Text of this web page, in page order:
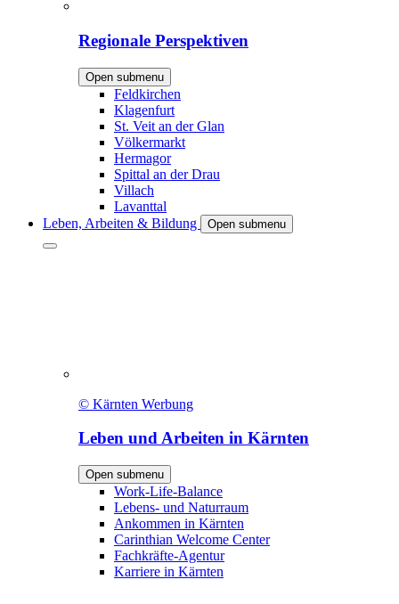
Regionale Perspektiven
Open submenu
Feldkirchen
Klagenfurt
St. Veit an der Glan
Völkermarkt
Hermagor
Spittal an der Drau
Villach
Lavanttal
Leben, Arbeiten & Bildung
Open submenu
© Kärnten Werbung
Leben und Arbeiten in Kärnten
Open submenu
Work-Life-Balance
Lebens- und Naturraum
Ankommen in Kärnten
Carinthian Welcome Center
Fachkräfte-Agentur
Karriere in Kärnten